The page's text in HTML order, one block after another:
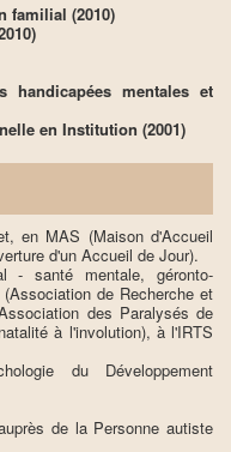
familial (2010)
handicapées mentales et
en Institution (2001)
en MAS (Maison d'Accueil
d'un Accueil de Jour).
- santé mentale, géronto-
de Recherche et
des Paralysés de
à l'involution), à l'IRTS
du Développement
de la Personne autiste